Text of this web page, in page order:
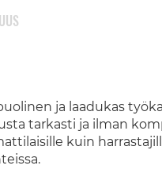
ja laadukas
tarkasti ja ilman
kuin